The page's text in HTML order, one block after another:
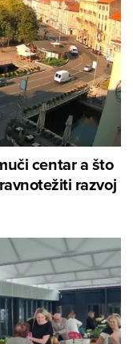
centar a što
razvoj